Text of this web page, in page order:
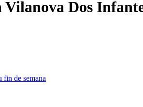
Vilanova Dos
de semana